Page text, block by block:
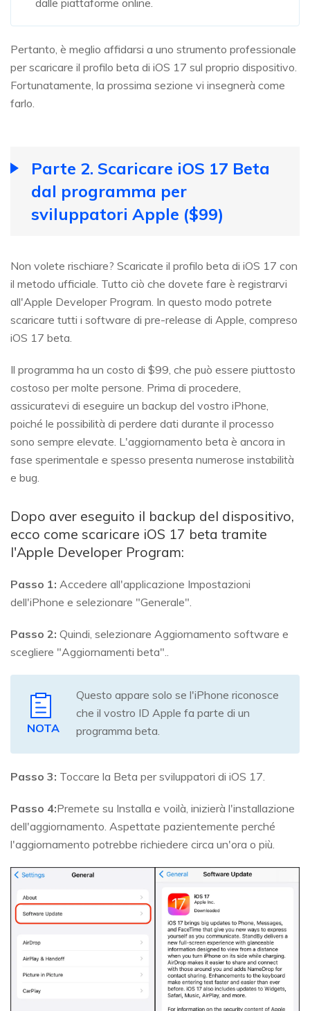
dalle piattaforme online.
Pertanto, è meglio affidarsi a uno strumento professionale
per scaricare il profilo beta di iOS 17 sul proprio dispositivo.
Fortunatamente, la prossima sezione vi insegnerà come
farlo.
Parte 2. Scaricare iOS 17 Beta
dal programma per
sviluppatori Apple ($99)
Non volete rischiare? Scaricate il profilo beta di iOS 17 con
il metodo ufficiale. Tutto ciò che dovete fare è registrarvi
all'Apple Developer Program. In questo modo potrete
scaricare tutti i software di pre-release di Apple, compreso
iOS 17 beta.
Il programma ha un costo di $99, che può essere piuttosto
costoso per molte persone. Prima di procedere,
assicuratevi di eseguire un backup del vostro iPhone,
poiché le possibilità di perdere dati durante il processo
sono sempre elevate. L'aggiornamento beta è ancora in
fase sperimentale e spesso presenta numerose instabilità
e bug.
Dopo aver eseguito il backup del dispositivo,
ecco come scaricare iOS 17 beta tramite
l'Apple Developer Program:
Passo 1: Accedere all'applicazione Impostazioni
dell'iPhone e selezionare "Generale".
Passo 2: Quindi, selezionare Aggiornamento software e
scegliere "Aggiornamenti beta"..
NOTA
Questo appare solo se l'iPhone riconosce
che il vostro ID Apple fa parte di un
programma beta.
Passo 3: Toccare la Beta per sviluppatori di iOS 17.
Passo 4:Premete su Installa e voilà, inizierà l'installazione
dell'aggiornamento. Aspettate pazientemente perché
l'aggiornamento potrebbe richiedere circa un'ora o più.